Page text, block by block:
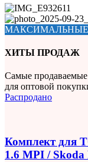
МАКСИМАЛЬНЫЕ
ХИТЫ ПРОДАЖ
Самые
для оптовой
Распродано
Комплект для
1.6 MPI /